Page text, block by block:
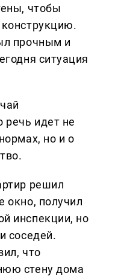
чтобы
прочным и
ситуация
речь идет не
но и о
решил
окно, получил
инспекции, но
соседей.
что
стену дома